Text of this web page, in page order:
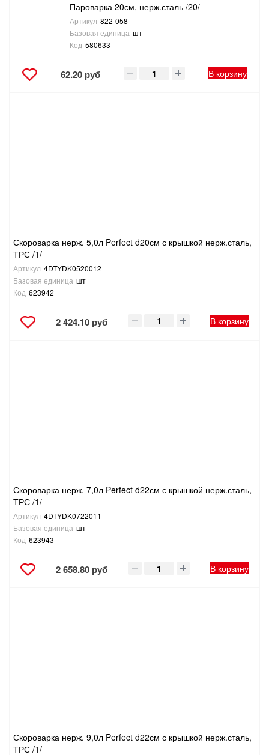
Пароварка 20см, нерж.сталь /20/
Артикул 822-058
Базовая единица шт
Код 580633
62.20 руб В корзину
Скороварка нерж. 5,0л Perfect d20см с крышкой нерж.сталь,
ТРС /1/
Артикул 4DTYDK0520012
Базовая единица шт
Код 623942
2 424.10 руб В корзину
Скороварка нерж. 7,0л Perfect d22см с крышкой нерж.сталь,
ТРС /1/
Артикул 4DTYDK0722011
Базовая единица шт
Код 623943
2 658.80 руб В корзину
Скороварка нерж. 9,0л Perfect d22см с крышкой нерж.сталь,
ТРС /1/